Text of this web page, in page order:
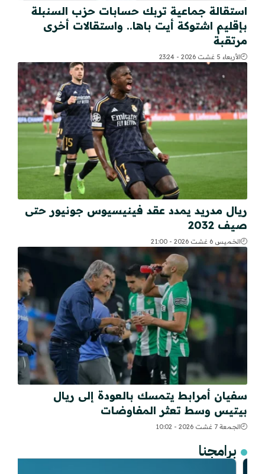
استقالة جماعية تربك حسابات حزب السنبلة
بإقليم اشتوكة أيت باها.. واستقالات أخرى
مرتقبة
الأربعاء 5 غشت 2026 - 23:24
ريال مدريد يمدد عقد فينيسيوس جونيور حتى
صيف 2032
الخميس 6 غشت 2026 - 21:00
سفيان أمرابط يتمسك بالعودة إلى ريال
بيتيس وسط تعثر المفاوضات
الجمعة 7 غشت 2026 - 10:02
برامجنا